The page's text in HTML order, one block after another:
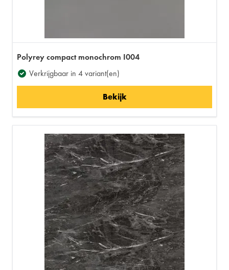
Polyrey compact monochrom I004
Verkrijgbaar in 4 variant(en)
Bekijk